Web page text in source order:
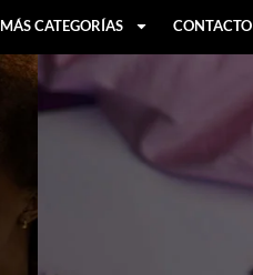
MÁS CATEGORÍAS CONTACTO